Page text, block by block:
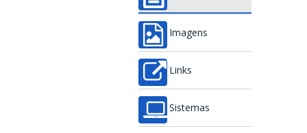
Imagens
Links
Sistemas